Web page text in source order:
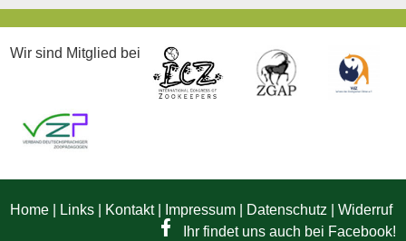
Wir sind Mitglied bei
Home Links Kontakt| Impressum Datenschutz |Widerruf
Ihr findet uns auch bei Facebook!